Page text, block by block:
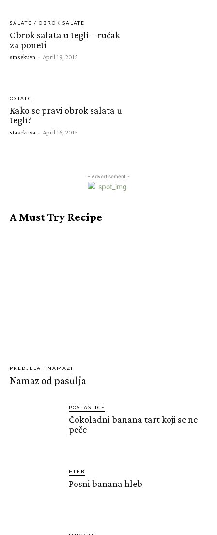
SALATE / OBROK SALATE
Obrok salata u tegli – ručak
za poneti
stasekuva - April 19, 2015
OSTALO
Kako se pravi obrok salata u
tegli?
stasekuva - April 16, 2015
- Advertisement -
A Must Try Recipe
PREDJELA I NAMAZI
Namaz od pasulja
POSLASTICE
Čokoladni banana tart koji se ne
peče
HLEB
Posni banana hleb